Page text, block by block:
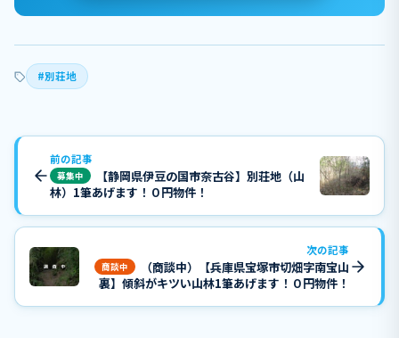
#別荘地
前の記事
募集中
【静岡県伊豆の国市奈古谷】別荘地（山
林）1筆あげます！０円物件！
次の記事
商談中
（商談中）【兵庫県宝塚市切畑字南宝山
裏】傾斜がキツい山林1筆あげます！０円物件！